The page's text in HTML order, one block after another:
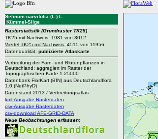
Selinum carvifolia (L.) L.
Kümmel-Silge
Rasterstatistik (Grundraster TK25)
TK25 mit Nachweis: 1931 von 3012
Viertel-TK25 mit Nachweis: 4515 von 11956
Datenqualität: publizierte Atlaskarte
Verbreitung der Farn- und Blütenpflanzen in
Deutschland; aggregiert im Raster der
Topographischen Karte 1:25000
Datenbank FlorKart (BfN) aus Deutschlandflora
1.0 (NetPhyD)
Datenstand 2013 / Verbreitungsatlas
kml-Ausgabe Rasterdaten
csv-Ausgabe Rasterdaten
csv-download AFE-GRID-DATA
Neue Beobachtungen erfassen: